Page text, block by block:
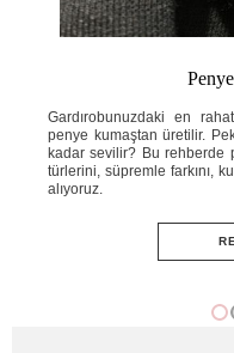
Gardırobunuzdaki en
penye kumaştan üretilir.
kadar sevilir? Bu rehberde
türlerini, süpremle farkını,
alıyoruz.